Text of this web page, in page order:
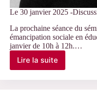
Le 30 janvier 2025 -
La prochaine séance du
émancipation sociale en
janvier de 10h à 12h.…
Lire la suite
Le